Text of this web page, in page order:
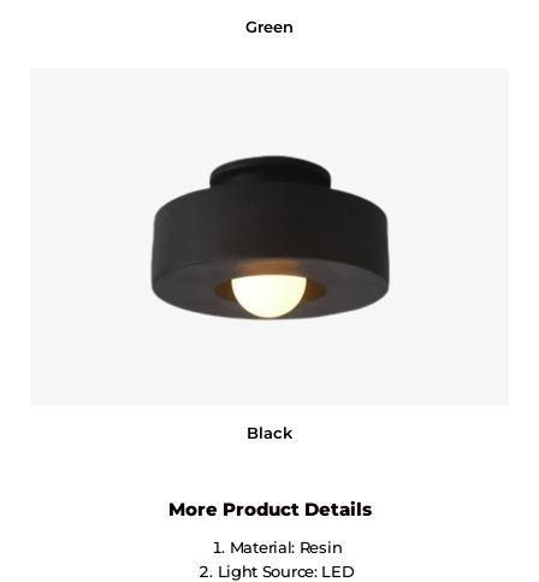
Green
Black
More Product Details
Material: Resin
Light Source: LED